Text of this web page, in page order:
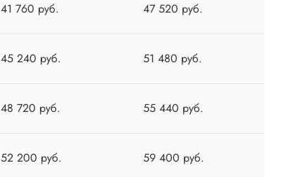
41 760 руб. 47 520 руб.
45 240 руб. 51 480 руб.
48 720 руб. 55 440 руб.
52 200 руб. 59 400 руб.